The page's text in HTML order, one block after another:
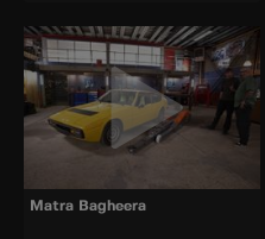
Matra Bagheera